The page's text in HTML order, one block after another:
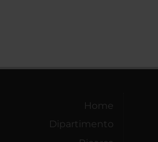
Home
Dipartimento